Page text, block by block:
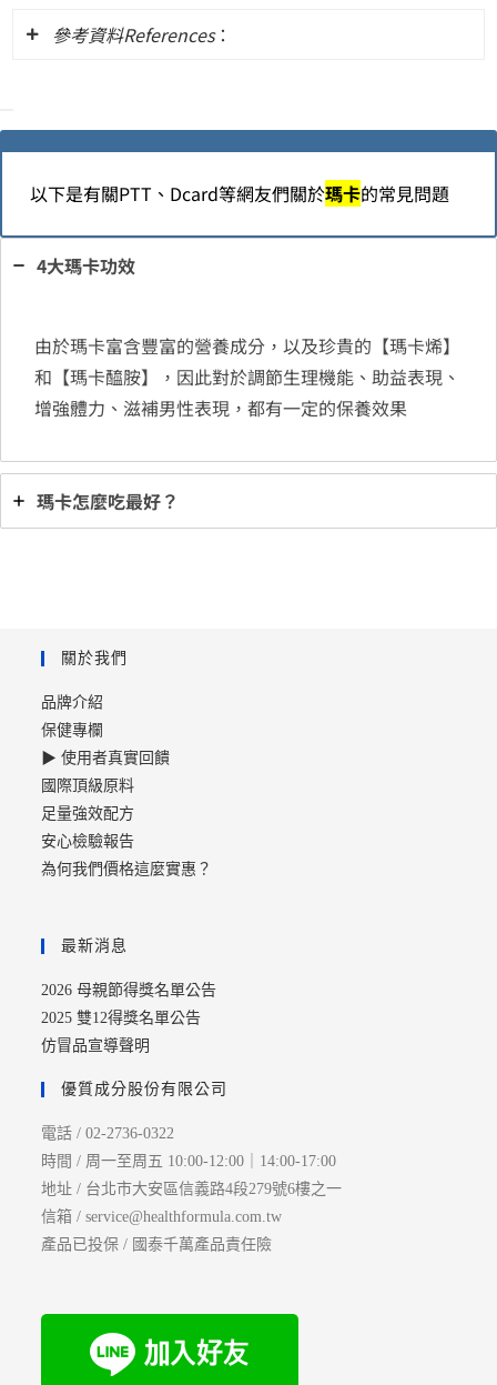
參考資料References：
Ethnobiology and Ethnopharmacology
ofLepidium meyenii(Maca), a Plant
from the Peruvian Highlands.(Evid
2012; 2012: 193496.Published online
2011 Oct 2. doi: 10.1155/2012/193496)
phenotypes of Maca express with
different colors, DNA, analytical
profiles and naturally different
Subjective effects of Lepidium meyenii
(Maca) extract on well-being and
sexual performances in patients with
Andrologia. 2009 Apr;41(2):95-9. doi:
10.1111/j.1439-0272.2008.00892.x)
Exploring the chemical and
pharmacological variability
ofLepidium meyenii
review of the effects of maca.
以下是有關PTT、Dcard等網友們關於瑪卡的常見問題
4大瑪卡功效
由於瑪卡富含豐富的營養成分，以及珍貴的【瑪卡烯】
和【瑪卡醯胺】，因此對於調節生理機能、助益表現、
增強體力、滋補男性表現，都有一定的保養效果
瑪卡怎麼吃最好？
關於我們
品牌介紹
保健專欄
▶ 使用者真實回饋
國際頂級原料
足量強效配方
安心檢驗報告
為何我們價格這麼實惠？
最新消息
2026 母親節得獎名單公告
2025 雙12得獎名單公告
仿冒品宣導聲明
優質成分股份有限公司
電話 / 02-2736-0322
時間 / 周一至周五 10:00-12:00｜14:00-17:00
地址 / 台北市大安區信義路4段279號6樓之一
信箱 / service@healthformula.com.tw
產品已投保 / 國泰千萬產品責任險